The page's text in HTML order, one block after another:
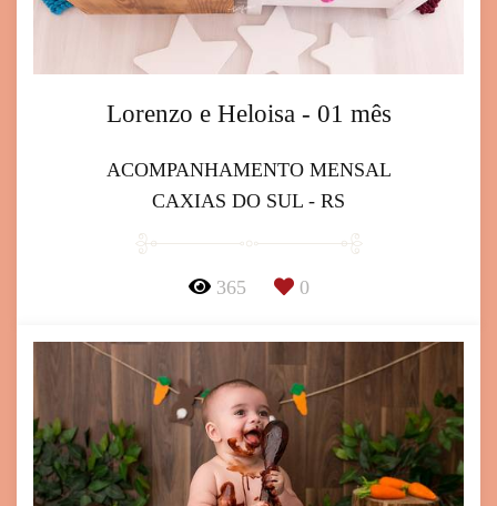
Lorenzo e Heloisa - 01 mês
ACOMPANHAMENTO MENSAL
CAXIAS DO SUL - RS
365 0